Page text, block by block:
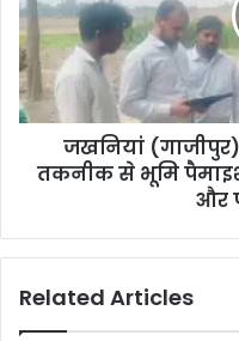
जखनियां
तकनीक से भूमि
और
Related Articles